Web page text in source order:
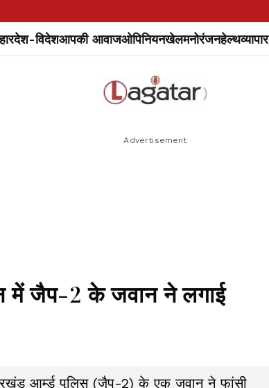
देश-विदेशआपकी आवाजओपिनियनखेलमनोरंजनहेल्थव्यापार
Advertisement
में जैप-2 के जवान ने लगाई
आर्म्ड पुलिस (जैप-2) के एक जवान ने फांसी